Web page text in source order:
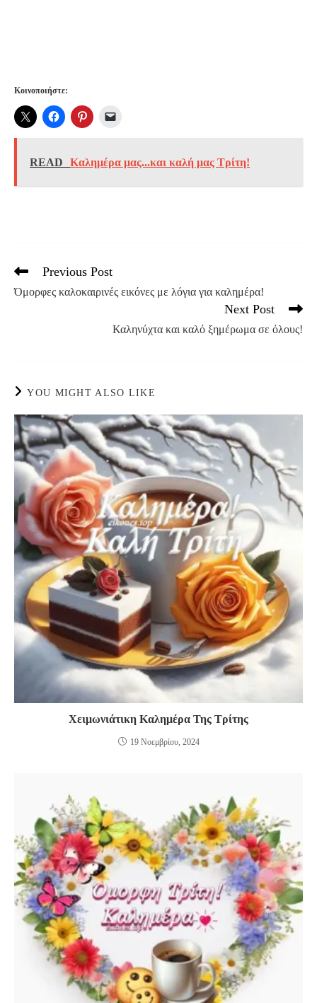
Κοινοποιήστε:
READ Καλημέρα μας...και καλή μας Τρίτη!
Read
articles
Previous Post
Όμορφες καλοκαιρινές εικόνες με λόγια για καλημέρα!
Next Post
Καληνύχτα και καλό ξημέρωμα σε όλους!
YOU MIGHT ALSO LIKE
Χειμωνιάτικη Καλημέρα Της Τρίτης
19 Νοεμβρίου, 2024